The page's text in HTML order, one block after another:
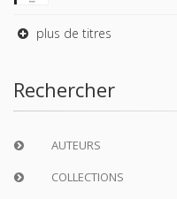
plus de titres
Rechercher
AUTEURS
COLLECTIONS